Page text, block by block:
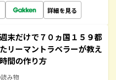
詳細を見る
末だけで７０ヵ国１５９都
リーマントラベラーが教え
間の作り方
み物